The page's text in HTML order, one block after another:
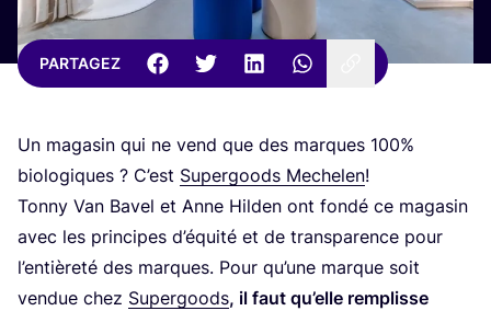
PARTAGEZ
Un maga­sin qui ne vend que des marques 100%
bio­lo­giques ? C’est Super­goods Meche­len!
Ton­ny Van Bavel et Anne Hil­den ont fon­dé ce maga­sin
avec les prin­cipes d’é­qui­té et de trans­pa­rence pour
l’entièreté des marques. Pour qu’une marque soit
ven­due chez Super­goods, il faut qu’elle rem­plisse